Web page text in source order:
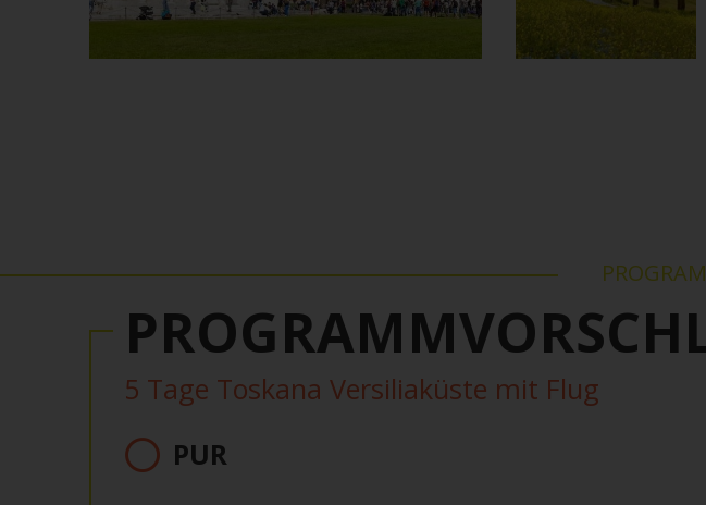
5 Tage Toskana Versiliaküste mit Flug
PUR